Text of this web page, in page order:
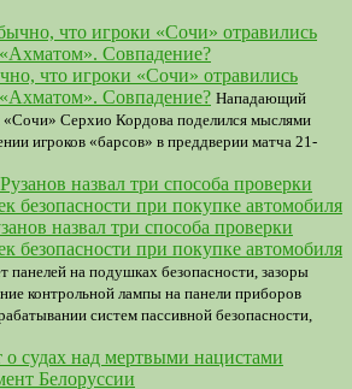
что игроки «Сочи» отравились
Совпадение? Нападающий
«Сочи» Серхио Кордова поделился мыслями
игроков «барсов» в преддверии матча 21-
назвал три способа проверки
безопасности при покупке автомобиля
панелей на подушках безопасности, зазоры
контрольной лампы на панели приборов
систем пассивной безопасности,